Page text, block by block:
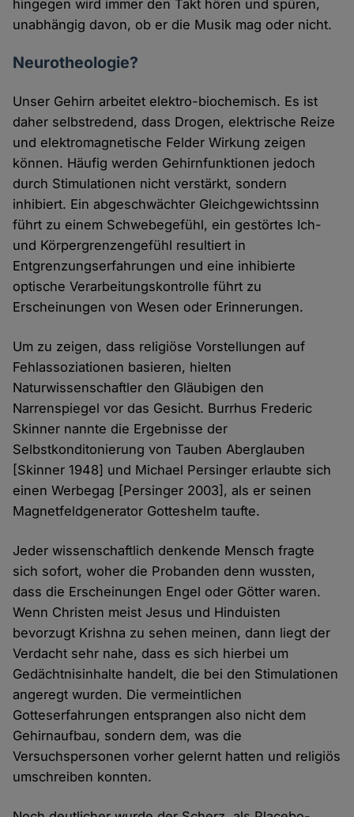
hingegen wird immer den Takt hören und spüren,
unabhängig davon, ob er die Musik mag oder nicht.
Neurotheologie?
Unser Gehirn arbeitet elektro-biochemisch. Es ist
daher selbstredend, dass Drogen, elektrische Reize
und elektromagnetische Felder Wirkung zeigen
können. Häufig werden Gehirnfunktionen jedoch
durch Stimulationen nicht verstärkt, sondern
inhibiert. Ein abgeschwächter Gleichgewichtssinn
führt zu einem Schwebegefühl, ein gestörtes Ich-
und Körpergrenzengefühl resultiert in
Entgrenzungserfahrungen und eine inhibierte
optische Verarbeitungskontrolle führt zu
Erscheinungen von Wesen oder Erinnerungen.
Um zu zeigen, dass religiöse Vorstellungen auf
Fehlassoziationen basieren, hielten
Naturwissenschaftler den Gläubigen den
Narrenspiegel vor das Gesicht. Burrhus Frederic
Skinner nannte die Ergebnisse der
Selbstkonditonierung von Tauben Aberglauben
[Skinner 1948] und Michael Persinger erlaubte sich
einen Werbegag [Persinger 2003], als er seinen
Magnetfeldgenerator Gotteshelm taufte.
Jeder wissenschaftlich denkende Mensch fragte
sich sofort, woher die Probanden denn wussten,
dass die Erscheinungen Engel oder Götter waren.
Wenn Christen meist Jesus und Hinduisten
bevorzugt Krishna zu sehen meinen, dann liegt der
Verdacht sehr nahe, dass es sich hierbei um
Gedächtnisinhalte handelt, die bei den Stimulationen
angeregt wurden. Die vermeintlichen
Gotteserfahrungen entsprangen also nicht dem
Gehirnaufbau, sondern dem, was die
Versuchspersonen vorher gelernt hatten und religiös
umschreiben konnten.